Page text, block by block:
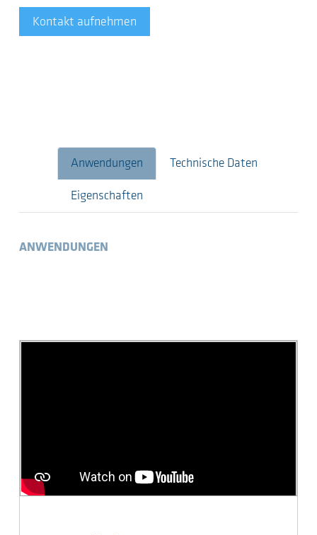
Kontakt aufnehmen
Anwendungen Technische Daten
Eigenschaften
ANWENDUNGEN